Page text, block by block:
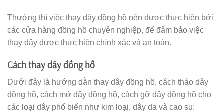
Thường thì việc thay dây đồng hồ nên được thực hiện bởi
các cửa hàng đồng hồ chuyên nghiệp, để đảm bảo việc
thay dây được thực hiện chính xác và an toàn.
Cách thay dây đồng hồ
Dưới đây là hướng dẫn thay dây đồng hồ, cách tháo dây
đồng hồ, cách mở dây đồng hồ, cách gỡ dây đồng hồ cho
các loại dây phổ biến như kim loại, dây da và cao su: